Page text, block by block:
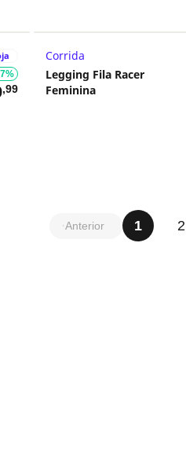
,99
Corrida
Legging Fila Racer
Feminina
Anterior 1 2